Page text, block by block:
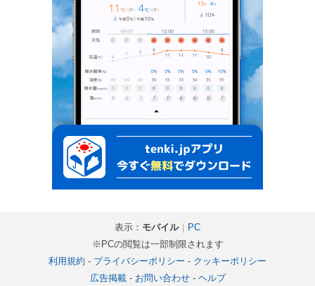
表示： モバイル｜ PC
※PCの閲覧は一部制限されます
利用規約 - プライバシーポリシー - クッキーポリシー
広告掲載- お問い合わせ- ヘルプ